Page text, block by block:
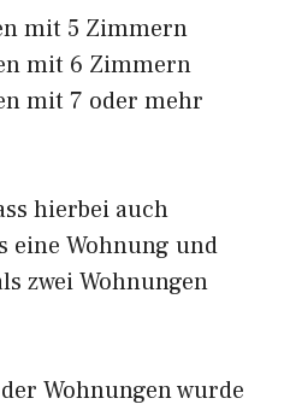
mit 5 Zimmern
mit 6 Zimmern
mit 7 oder mehr
hierbei auch
eine Wohnung und
zwei Wohnungen
Wohnungen wurde